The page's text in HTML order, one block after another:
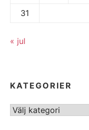
31
« jul
KATEGORIER
Kategorier